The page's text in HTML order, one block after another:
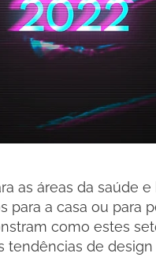
as áreas da saúde
para a casa ou para
como estes
tendências de